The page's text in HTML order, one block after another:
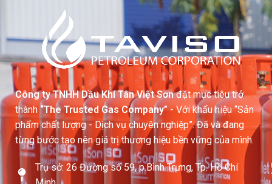
Công ty TNHH Dầu Khí Tân Việt Sơnđặt mục tiêu trở
thành “The Trusted Gas Company”- Với khẩu hiệu “Sản
phẩm chất lượng - Dịch vụ chuyên nghiệp”. Đã và đang
từng bước tạo nên giá trị thương hiệu bền vững của mình.
Trụ sở: 26 Đường số 59, p.Bình Trưng, Tp. Hồ Chí